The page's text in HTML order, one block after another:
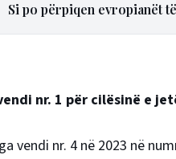
Si po përpiqen evropianët
nr. 1 për cilësinë e
vendi nr. 4 në 2023 në